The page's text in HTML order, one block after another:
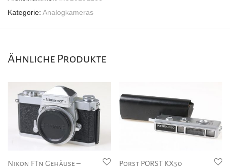
Kategorie: Analogkameras
Ähnliche Produkte
Nikon FTn Gehäuse –
Porst PORST KX50